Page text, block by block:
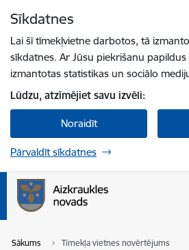
Sīkdatnes
Lai šī tīmekļvietne darbotos, tā
sīkdatnes. Ar Jūsu piekrišanu
izmantotas statistikas un sociālo
Lūdzu, atzīmējiet savu izvēli:
Noraidīt
Pārvaldīt sīkdatnes
Sākums Tīmekļa vietnes novērtējums